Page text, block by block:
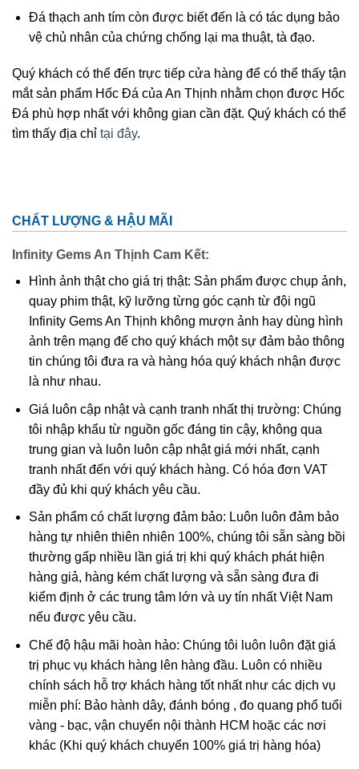
Đá thạch anh tím còn được biết đến là có tác dụng bảo
vệ chủ nhân của chứng chống lại ma thuật, tà đạo.
Quý khách có thể đến trực tiếp cửa hàng để có thể thấy tận
mắt sản phẩm Hốc Đá của An Thịnh nhằm chọn được Hốc
Đá phù hợp nhất với không gian cần đặt. Quý khách có thể
tìm thấy địa chỉ tại đây.
CHẤT LƯỢNG & HẬU MÃI
Infinity Gems An Thịnh Cam Kết:
Hình ảnh thật cho giá trị thật: Sản phẩm được chụp ảnh,
quay phim thật, kỹ lưỡng từng góc cạnh từ đội ngũ
Infinity Gems An Thịnh không mượn ảnh hay dùng hình
ảnh trên mạng để cho quý khách một sự đảm bảo thông
tin chúng tôi đưa ra và hàng hóa quý khách nhận được
là như nhau.
Giá luôn cập nhật và cạnh tranh nhất thị trường: Chúng
tôi nhập khẩu từ nguồn gốc đáng tin cậy, không qua
trung gian và luôn luôn cập nhật giá mới nhất, cạnh
tranh nhất đến với quý khách hàng. Có hóa đơn VAT
đầy đủ khi quý khách yêu cầu.
Sản phẩm có chất lượng đảm bảo: Luôn luôn đảm bảo
hàng tự nhiên thiên nhiên 100%, chúng tôi sẵn sàng bồi
thường gấp nhiều lần giá trị khi quý khách phát hiện
hàng giả, hàng kém chất lượng và sẵn sàng đưa đi
kiểm định ở các trung tâm lớn và uy tín nhất Việt Nam
nếu được yêu cầu.
Chế độ hậu mãi hoàn hảo: Chúng tôi luôn luôn đặt giá
trị phục vụ khách hàng lên hàng đầu. Luôn có nhiều
chính sách hỗ trợ khách hàng tốt nhất như các dịch vụ
miễn phí: Bảo hành dây, đánh bóng , đo quang phổ tuổi
vàng - bạc, vận chuyển nội thành HCM hoặc các nơi
khác (Khi quý khách chuyển 100% giá trị hàng hóa)